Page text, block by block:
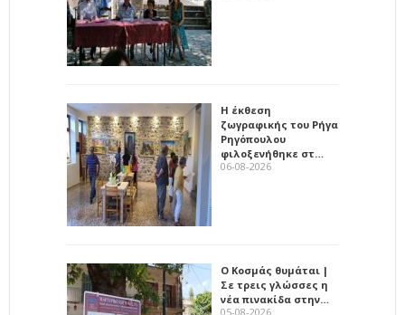
Η έκθεση
ζωγραφικής του Ρήγα
Ρηγόπουλου
φιλοξενήθηκε στ…
06-08-2026
Ο Κοσμάς θυμάται |
Σε τρεις γλώσσες η
νέα πινακίδα στην…
05-08-2026